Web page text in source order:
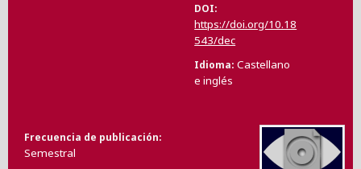
DOI
https://doi.org/10.18
543/dec
Idioma Castellano
e inglés
Frecuencia de publicación
Semestral